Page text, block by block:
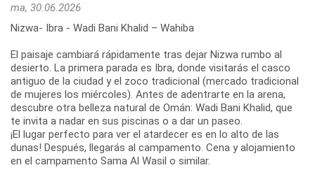
ma, 30.06.2026
Nizwa- Ibra - Wadi Bani Khalid – Wahiba
El paisaje cambiará rápidamente tras dejar Nizwa rumbo al
desierto. La primera parada es Ibra, donde visitarás el casco
antiguo de la ciudad y el zoco tradicional (mercado tradicional
de mujeres los miércoles). Antes de adentrarte en la arena,
descubre otra belleza natural de Omán: Wadi Bani Khalid, que
te invita a nadar en sus piscinas o a dar un paseo.
¡El lugar perfecto para ver el atardecer es en lo alto de las
dunas! Después, llegarás al campamento. Cena y alojamiento
en el campamento Sama Al Wasil o similar.